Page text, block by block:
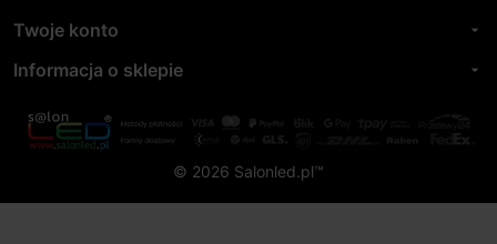
Twoje konto arrow_drop_down
Informacja o sklepie arrow_drop_down
© 2026 Salonled.pl™